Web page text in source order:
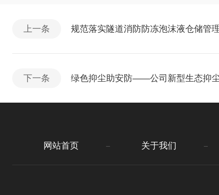
上一条 规范落实隧道消防防冻泡沫液仓储管
下一条 绿色抑尘助安防——公司新型生态抑
网站首页 关于我们